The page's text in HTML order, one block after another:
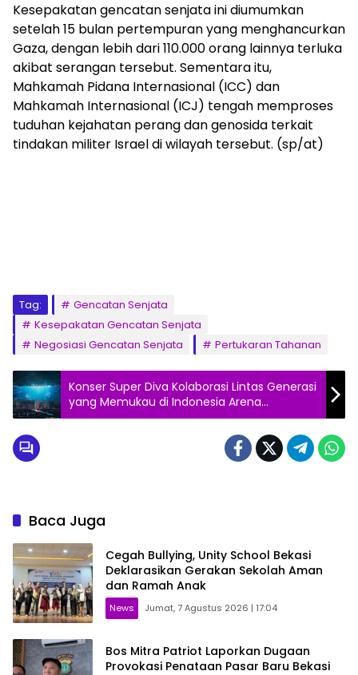
Kesepakatan gencatan senjata ini diumumkan
setelah 15 bulan pertempuran yang menghancurkan
Gaza, dengan lebih dari 110.000 orang lainnya terluka
akibat serangan tersebut. Sementara itu,
Mahkamah Pidana Internasional (ICC) dan
Mahkamah Internasional (ICJ) tengah memproses
tuduhan kejahatan perang dan genosida terkait
tindakan militer Israel di wilayah tersebut. (sp/at)
Tag:
Gencatan Senjata
Kesepakatan Gencatan Senjata
Negosiasi Gencatan Senjata
Pertukaran Tahanan
Konser Super Diva Kolaborasi Lintas Generasi
yang Memukau di Indonesia Arena
Semalam
Baca Juga
Cegah Bullying, Unity School Bekasi
Deklarasikan Gerakan Sekolah Aman
dan Ramah Anak
News Jumat, 7 Agustus 2026 | 17:04
Bos Mitra Patriot Laporkan Dugaan
Provokasi Penataan Pasar Baru Bekasi